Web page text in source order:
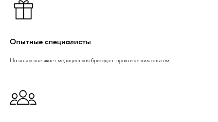
Опытные специалисты
На вызов выезжает медицинская бригада с практическим опытом.